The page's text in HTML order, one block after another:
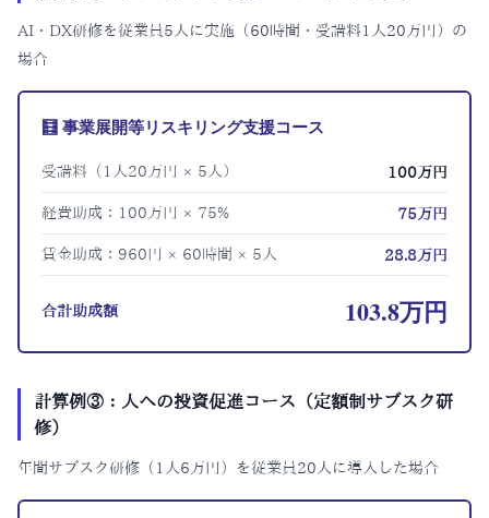
AI・DX研修を従業員5人に実施（60時間・受講料1人20万円）の
場合
🧮 事業展開等リスキリング支援コース
受講料（1人20万円 × 5人） 100万円
経費助成：100万円 × 75% 75万円
賃金助成：960円 × 60時間 × 5人 28.8万円
合計助成額 103.8万円
計算例③：人への投資促進コース（定額制サブスク研
修）
年間サブスク研修（1人6万円）を従業員20人に導入した場合